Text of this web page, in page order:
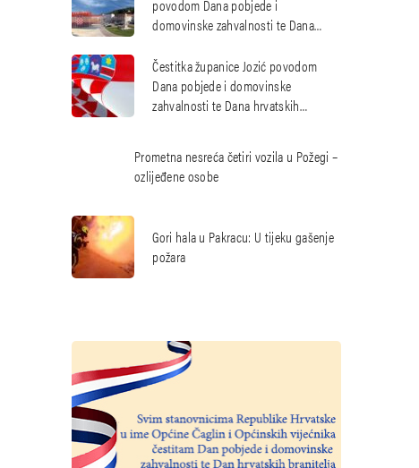
povodom Dana pobjede i
domovinske zahvalnosti te Dana
Čestitka županice Jozić povodom
Dana pobjede i domovinske
zahvalnosti te Dana hrvatskih
Prometna nesreća četiri vozila u Požegi –
ozlijeđene osobe
Gori hala u Pakracu: U tijeku gašenje
požara